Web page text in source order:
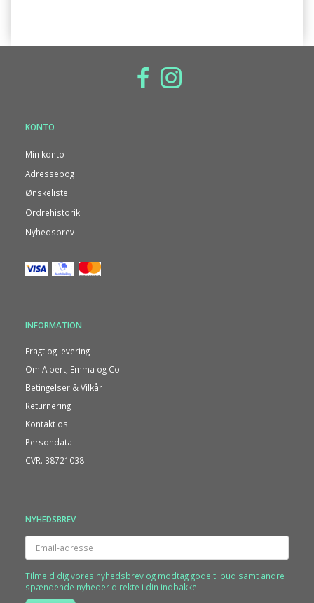
KONTO
Min konto
Adressebog
Ønskeliste
Ordrehistorik
Nyhedsbrev
INFORMATION
Fragt og levering
Om Albert, Emma og Co.
Betingelser & Vilkår
Returnering
Kontakt os
Persondata
CVR. 38721038
NYHEDSBREV
Email-
adresse
Tilmeld dig vores nyhedsbrev og modtag gode tilbud samt andre
spændende nyheder direkte i din indbakke.